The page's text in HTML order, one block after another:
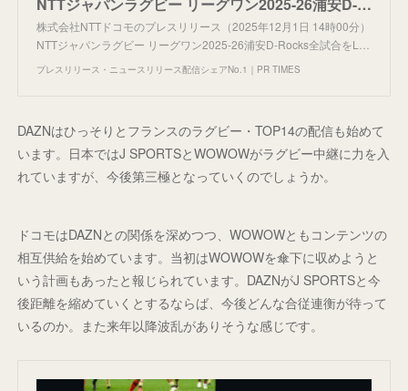
NTTジャパンラグビー リーグワン2025-26浦安D-Rocks全試合をLeminoにて無料ライブ配信決定！
株式会社NTTドコモのプレスリリース（2025年12月1日 14時00分）
NTTジャパンラグビー リーグワン2025-26浦安D-Rocks全試合をL…
プレスリリース・ニュースリリース配信シェアNo.1｜PR TIMES
DAZNはひっそりとフランスのラグビー・TOP14の配信も始めて
います。日本ではJ SPORTSとWOWOWがラグビー中継に力を入
れていますが、今後第三極となっていくのでしょうか。
ドコモはDAZNとの関係を深めつつ、WOWOWともコンテンツの
相互供給を始めています。当初はWOWOWを傘下に収めようと
いう計画もあったと報じられています。DAZNがJ SPORTSと今
後距離を縮めていくとするならば、今後どんな合従連衡が待って
いるのか。また来年以降波乱がありそうな感じです。